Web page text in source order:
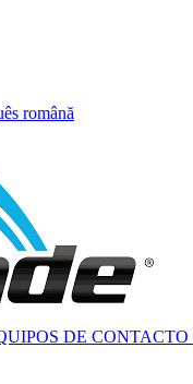
română
DE CONTACTO